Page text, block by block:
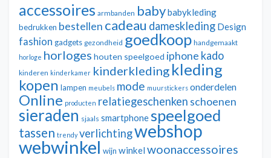
accessoires armbanden babybabykleding
bedrukken bestellen cadeau dameskleding Design
fashion gadgets gezondheid goedkoop handgemaakt
horloge horloges houten speelgoed iphone kado
kinderen kinderkamer kinderkleding kleding
kopen lampen meubels mode muurstickers onderdelen
Online producten relatiegeschenken schoenen
sieraden sjaals smartphonespeelgoed
tassen trendy verlichtingwebshop
webwinkel wijn winkelwoonaccessoires